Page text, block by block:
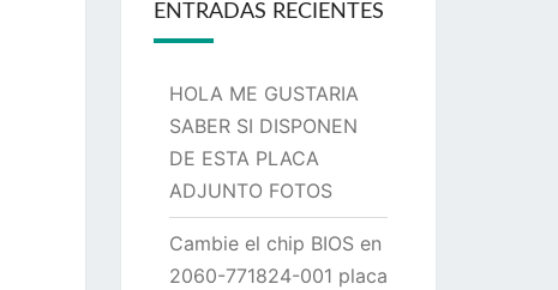
ENTRADAS RECIENTES
HOLA ME GUSTARIA
SABER SI DISPONEN
DE ESTA PLACA
ADJUNTO FOTOS
Cambie el chip BIOS en
2060-771824-001 placa